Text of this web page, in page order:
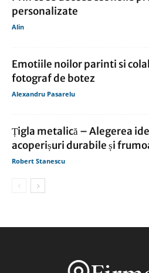
personalizate
Alin
Emotiile noilor parinti si
fotograf de botez
Alexandru Pasarelu
Țigla metalică – Alegerea
acoperișuri durabile și
Robert Stanescu